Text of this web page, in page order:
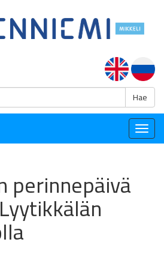
Hae
perinnepäivä